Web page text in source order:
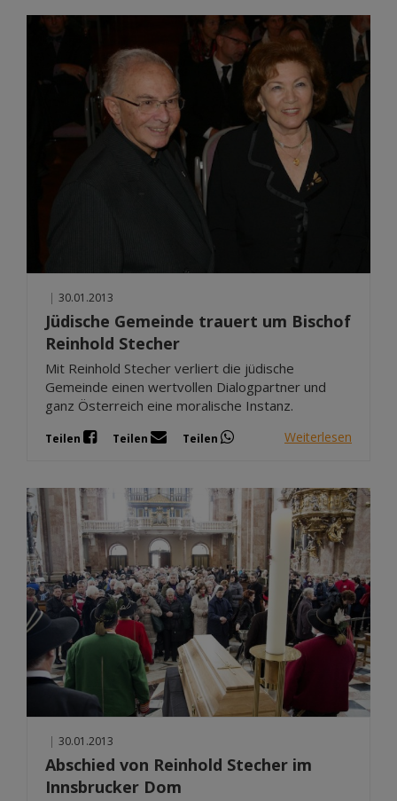
| 30.01.2013
Jüdische Gemeinde trauert um Bischof
Reinhold Stecher
Mit Reinhold Stecher verliert die jüdische
Gemeinde einen wertvollen Dialogpartner und
ganz Österreich eine moralische Instanz.
Teilen Teilen Teilen Weiterlesen
| 30.01.2013
Abschied von Reinhold Stecher im
Innsbrucker Dom